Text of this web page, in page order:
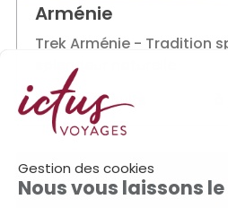
Gestion des cookies
Nous vous laissons
Arménie
Trek Arménie - Tradition
splendeur naturelle
9 jours / 8 nuits